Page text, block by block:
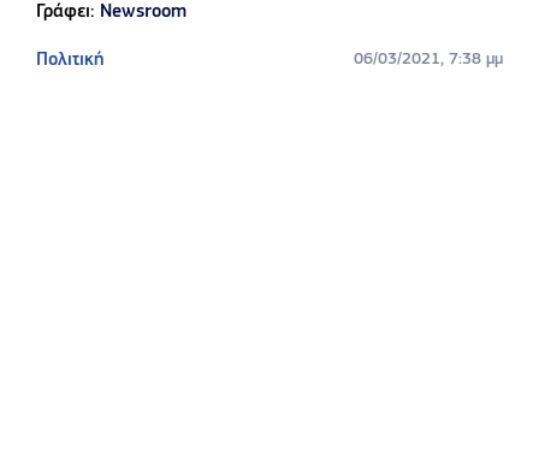
Γράφει: Newsroom
Πολιτική 06/03/2021, 7:38 μμ